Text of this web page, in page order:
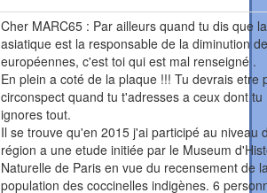
Cher MARC65 : Par ailleurs quand tu dis que
asiatique est la responsable de la diminution
européennes, c'est toi qui est mal renseigné .
En plein a coté de la plaque !!! Tu devrais etre
circonspect quand tu t'adresses a ceux dont tu
ignores tout.
Il se trouve qu'en 2015 j'ai participé au niveau
région a une etude initiée par le Museum
Naturelle de Paris en vue du recensement de
population des coccinelles indigènes. 6